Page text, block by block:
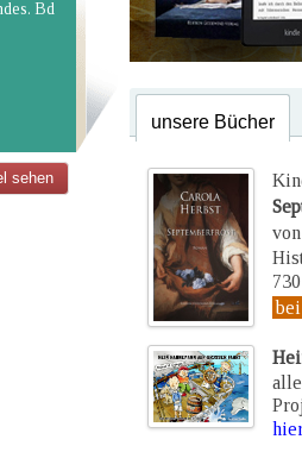
Bd
sehen
unsere Bücher
bei